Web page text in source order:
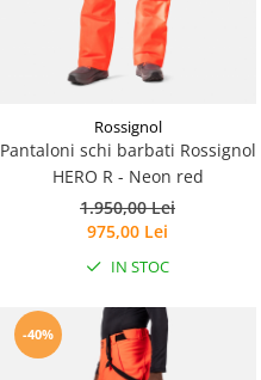
Rossignol
Pantaloni schi barbati Rossignol
HERO R - Neon red
1.950,00 Lei
975,00 Lei
IN STOC
-40%